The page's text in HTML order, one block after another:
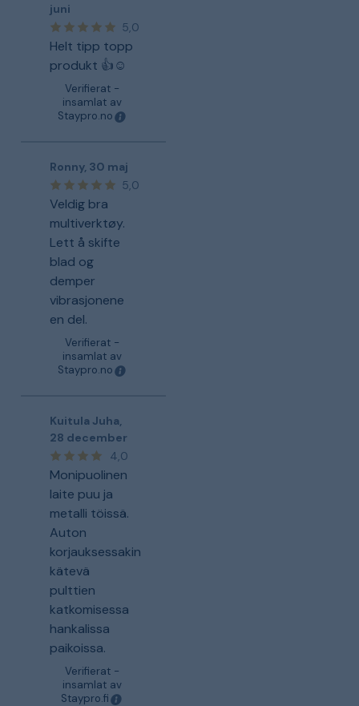
juni
5,0
Helt tipp topp
produkt 👍☺️
Verifierat -
insamlat av
Staypro.no
Ronny, 30 maj
5,0
Veldig bra
multiverktøy.
Lett å skifte
blad og
demper
vibrasjonene
en del.
Verifierat -
insamlat av
Staypro.no
Kuitula Juha
28 december
4,0
Monipuolinen
laite puu ja
metalli töissä.
Auton
korjauksessakin
kätevä
pulttien
katkomisessa
hankalissa
paikoissa.
Verifierat -
insamlat av
Staypro.fi